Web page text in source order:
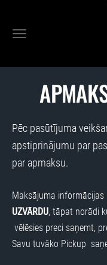
Pēc pasūtījuma
apstiprinājumu par
par apmaksu.
Maksājuma
UZVĀRDU, tāpat norādi
vēlēsies preci saņemt,
Savu tuvāko Pickup